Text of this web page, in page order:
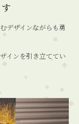
デザインながらも勇
インを引き立ててい